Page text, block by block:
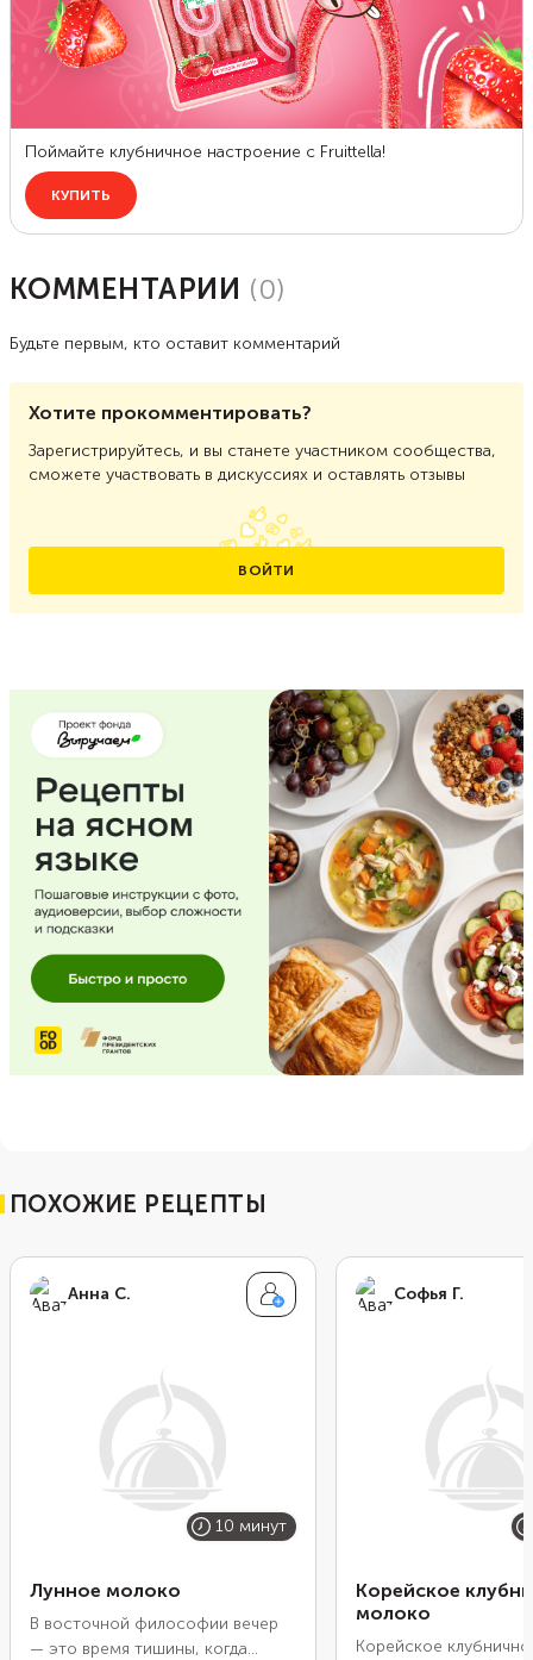
КОММЕНТАРИИ (0)
Будьте первым, кто оставит комментарий
Хотите прокомментировать?
Зарегистрируйтесь, и вы станете участником сообщества,
сможете участвовать в дискуссиях и оставлять отзывы
ВОЙТИ
ПОХОЖИЕ РЕЦЕПТЫ
Анна С.
10 минут
Лунное молоко
В восточной философии вечер
— это время тишины, когда
Софья Г.
Корейское
молоко
Корейское